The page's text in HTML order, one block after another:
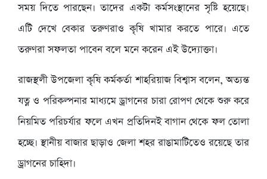
সময় দিতে পারছেন। তাদের একটা কর্মসংস্থানের সৃষ্টি হয়েছে।
এটি দেখে বেকার তরুণরাও কৃষি খামার করতে পারে। এতে
তরুণরা সফলতা পাবেন বলে মনে করেন এই উদ্যোক্তা।
রাজস্থলী উপজেলা কৃষি কর্মকর্তা শাহরিয়াজ বিশ্বাস বলেন, অত্যন্ত
যত্ন ও পরিকল্পনার মাধ্যমে ড্রাগনের চারা রোপণ থেকে শুরু করে
নিয়মিত পরিচর্যার ফলে এখন প্রতিদিনই বাগান থেকে ফল তোলা
হচ্ছে। স্থানীয় বাজার ছাড়াও জেলা শহর রাঙামাটিতেও রয়েছে তার
ড্রাগনের চাহিদা।